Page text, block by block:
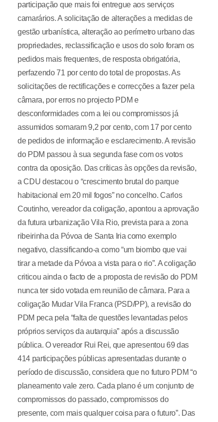
participação que mais foi entregue aos serviços
camarários. A solicitação de alterações a medidas de
gestão urbanística, alteração ao perímetro urbano das
propriedades, reclassificação e usos do solo foram os
pedidos mais frequentes, de resposta obrigatória,
perfazendo 71 por cento do total de propostas. As
solicitações de rectificações e correcções a fazer pela
câmara, por erros no projecto PDM e
desconformidades com a lei ou compromissos já
assumidos somaram 9,2 por cento, com 17 por cento
de pedidos de informação e esclarecimento. A revisão
do PDM passou à sua segunda fase com os votos
contra da oposição. Das críticas às opções da revisão,
a CDU destacou o “crescimento brutal do parque
habitacional em 20 mil fogos” no concelho. Carlos
Coutinho, vereador da coligação, apontou a aprovação
da futura urbanização Vila Rio, prevista para a zona
ribeirinha da Póvoa de Santa Iria como exemplo
negativo, classificando-a como “um biombo que vai
tirar a metade da Póvoa a vista para o rio”. A coligação
criticou ainda o facto de a proposta de revisão do PDM
nunca ter sido votada em reunião de câmara. Para a
coligação Mudar Vila Franca (PSD/PP), a revisão do
PDM peca pela “falta de questões levantadas pelos
próprios serviços da autarquia” após a discussão
pública. O vereador Rui Rei, que apresentou 69 das
414 participações públicas apresentadas durante o
período de discussão, considera que no futuro PDM “o
planeamento vale zero. Cada plano é um conjunto de
compromissos do passado, compromissos do
presente, com mais qualquer coisa para o futuro”. Das